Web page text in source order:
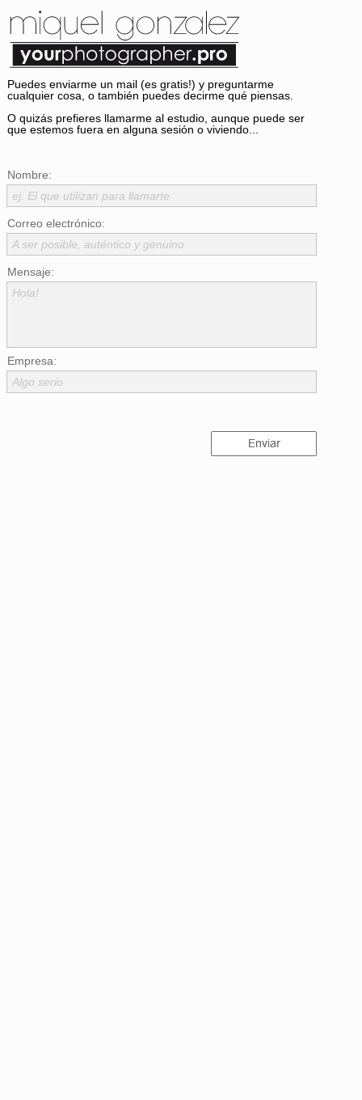
Puedes enviarme un mail (es gratis!) y preguntarme
cualquier cosa, o también puedes decirme qué piensas.
O quizás prefieres llamarme al estudio, aunque puede ser
que estemos fuera en alguna sesión o viviendo...
Nombre:
ej: El que utilizan para llamarte
Correo electrónico:
A ser posible, auténtico y genuino
Mensaje:
Hola!
Empresa:
Algo serio